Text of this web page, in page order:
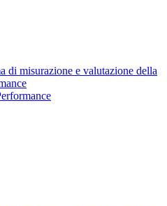
di misurazione e valutazione della